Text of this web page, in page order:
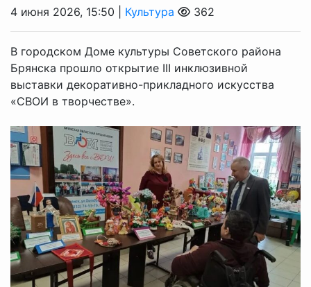
4 июня 2026, 15:50 | Культура 362
В городском Доме культуры Советского района
Брянска прошло открытие III инклюзивной
выставки декоративно-прикладного искусства
«СВОИ в творчестве».